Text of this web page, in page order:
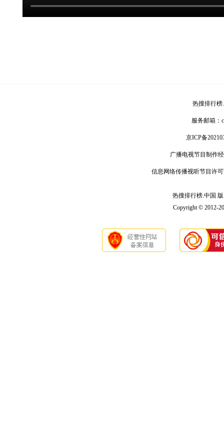
热搜排行榜
服务邮箱：
京ICP备
广播电视节目制作
信息网络传播视听节目许
热搜排行榜.中国
Copyright © 2012-